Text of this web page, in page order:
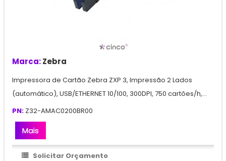
Marca:Zebra
Impressora de Cartão Zebra ZXP 3, Impressão 2 Lados
(automático), USB/ETHERNET 10/100, 300DPI, 750 cartões/h,...
PN: Z32-AMAC0200BR00
Mais
Solicitar Orçamento